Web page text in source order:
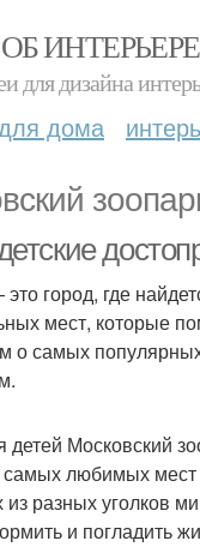
для дизайна
дома
город, где
мест, которые
о самых
детей Московский
любимых мест
разных уголков
и погладить